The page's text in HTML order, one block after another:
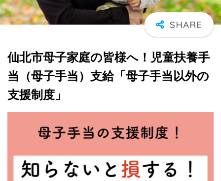
仙北市母子家庭の皆様へ！児童扶養手
当（母子手当）支給「母子手当以外の
支援制度」